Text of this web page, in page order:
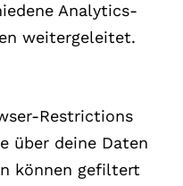
Analytics-
weitergeleitet.
Restrictions
über deine Daten
können gefiltert